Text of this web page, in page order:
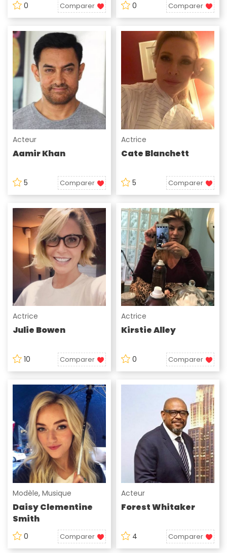
0 Comparer 0 Comparer
Acteur
Aamir Khan
5 Comparer
Actrice
Cate Blanchett
5 Comparer
Actrice
Julie Bowen
10 Comparer
Actrice
Kirstie Alley
0 Comparer
Modèle, Musique
Daisy Clementine
Smith
0 Comparer
Acteur
Forest Whitaker
4 Comparer